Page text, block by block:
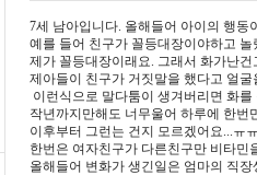
7세 남아입니다. 올해들어 아이의 행
예를 들어 친구가 꼴등대장이야하고
제가 꼴등대장이래요. 그래서 화가난
제아들이 친구가 거짓말을 했다고 얼
이런식으로 말다툼이 생겨버리면 화를
작년까지만해도 너무울어 하루에 한번
이후부터 그런는 건지 모르겠어요...ㅠ
한번은 여자친구가 다른친구만 비타민
올해들어 변화가 생긴일은 엄마의 직